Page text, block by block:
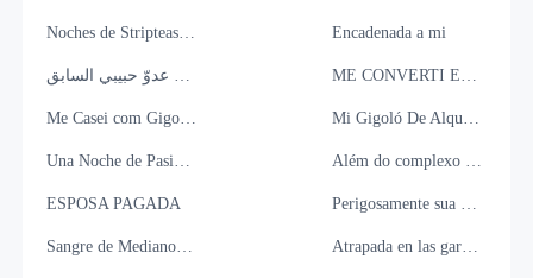
Noches de Striptease con el Don Encadenada a mi
في أحضان عدوّ حبيبي السابق ME CONVERTI EM SUA ESCRAVA SEXUAL
Me Casei com Gigolô e Ele Era Meu Noivo Fugitivo Bilionário Mi Gigoló De Alquiler Resulta Ser Mi Dueño
Una Noche de Pasión con el CEO Além do complexo do alemão
ESPOSA PAGADA Perigosamente sua - meu meio irmão
Sangre de Medianoche. El rey Maldito y la Emperatriz Atrapada en las garras del mafioso